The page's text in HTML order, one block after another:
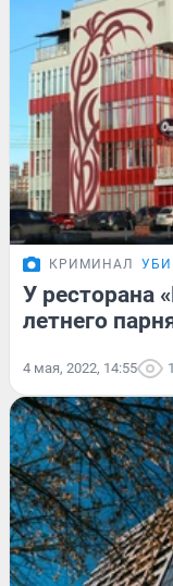
КРИМИНАЛ
У ресторана
летнего
4 мая, 2022, 14:55